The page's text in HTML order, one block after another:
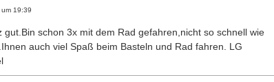
um 19:39
schon 3x mit dem Rad gefahren,nicht so schnell wie
auch viel Spaß beim Basteln und Rad fahren. LG